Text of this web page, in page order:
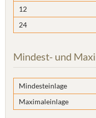
12
24
Mindest- und
Mindesteinlage
Maximaleinlage